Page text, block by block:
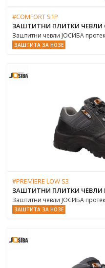
#COMFORT S1P
ЗАШТИТНИ ПЛИТКИ ЧЕВЛИ
Заштитни чевли ЈОСИБА
ЗАШТИТА ЗА НОЗЕ
#PREMIERE LOW S3
ЗАШТИТНИ ПЛИТКИ ЧЕВЛИ
Заштитни чевли ЈОСИБА
ЗАШТИТА ЗА НОЗЕ